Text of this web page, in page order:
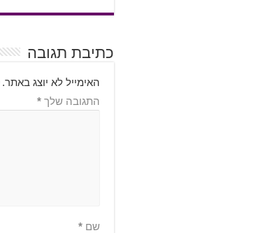
כתיבת תגובה
האימייל לא יוצג באתר.
התגובה שלך*
שם*